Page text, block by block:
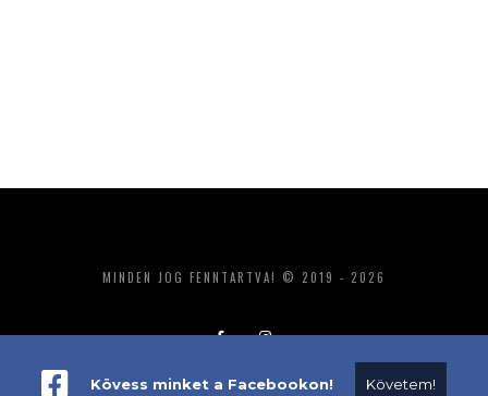
MINDEN JOG FENNTARTVA! © 2019 - 2026
Kövess minket a Facebookon! Követem!